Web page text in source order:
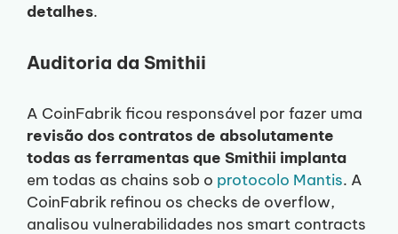
detalhes.
Auditoria da Smithii
A CoinFabrik ficou responsável por fazer uma
revisão dos contratos de absolutamente
todas as ferramentas que Smithii implanta
em todas as chains sob o protocolo Mantis. A
CoinFabrik refinou os checks de overflow,
analisou vulnerabilidades nos smart contracts